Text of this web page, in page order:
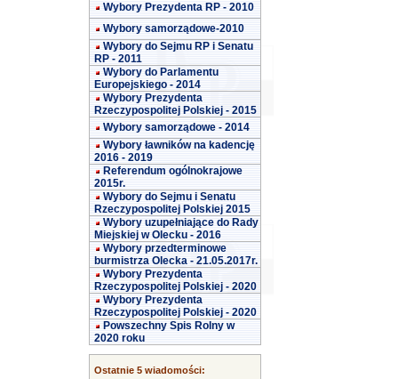
Wybory Prezydenta RP - 2010
Wybory samorządowe-2010
Wybory do Sejmu RP i Senatu
RP - 2011
Wybory do Parlamentu
Europejskiego - 2014
Wybory Prezydenta
Rzeczypospolitej Polskiej - 2015
Wybory samorządowe - 2014
Wybory ławników na kadencję
2016 - 2019
Referendum ogólnokrajowe
2015r.
Wybory do Sejmu i Senatu
Rzeczypospolitej Polskiej 2015
Wybory uzupełniające do Rady
Miejskiej w Olecku - 2016
Wybory przedterminowe
burmistrza Olecka - 21.05.2017r.
Wybory Prezydenta
Rzeczypospolitej Polskiej - 2020
Wybory Prezydenta
Rzeczypospolitej Polskiej - 2020
Powszechny Spis Rolny w
2020 roku
Ostatnie 5 wiadomości: